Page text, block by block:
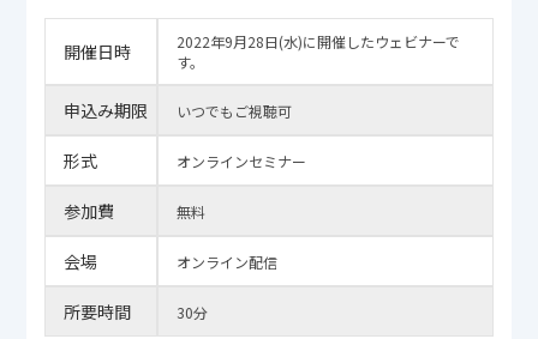
開催日時
2022年9月28日(水)に開催したウェビナーで
す。
申込み期限 いつでもご視聴可
形式 オンラインセミナー
参加費 無料
会場 オンライン配信
所要時間 30分